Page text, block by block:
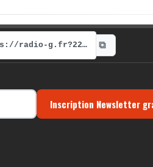
https://radio-g.fr?22147 ⧉
Inscription Newsletter